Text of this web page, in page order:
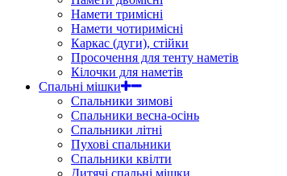
Намети тримісні
Намети чотиримісні
Каркас (дуги), стійки
Просочення для тенту наметів
Кілочки для наметів
Спальні мішки
Спальники зимові
Спальники весна-осінь
Спальники літні
Пухові спальники
Спальники квілти
Дитячі спальні мішки